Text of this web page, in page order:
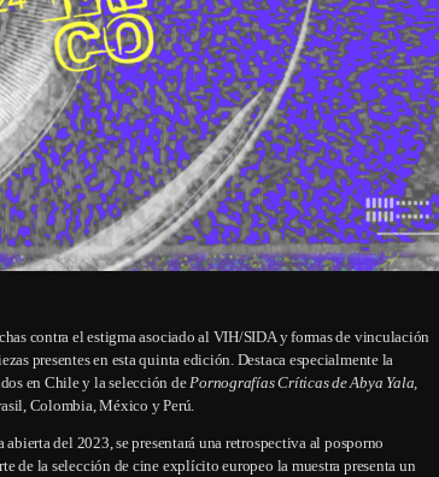
contra el estigma asociado al VIH/SIDA y formas de vinculación
presentes en esta quinta edición. Destaca especialmente la
en Chile y la selección dePornografías Críticas de Abya Yala,
Colombia, México y Perú.
del 2023, se presentará una retrospectiva al posporno
de la selección de cine explícito europeo la muestra presenta un